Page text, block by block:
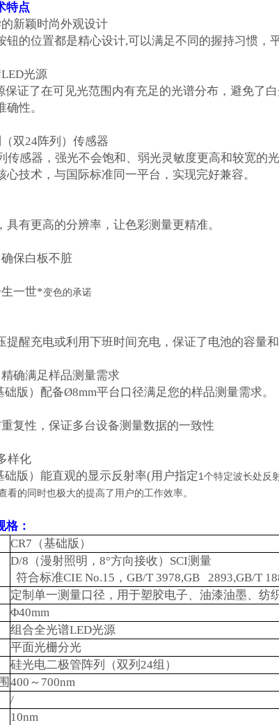
特点
新颖时尚外观设计
钮的位置都是精心设计,可以满足不同的握持习惯，
LED光源
保证了在可见光范围内有充足的光谱分布，避免了
性。
双24阵列）传感器
传感器，强光不会饱和、弱光灵敏度更高和较宽的
心技术，与国际标准同一平台，实现完好兼容。
具有更高的分辨率，让色彩测量更精准。
保白板不脏
生一世*变色的承诺
提醒充电或利用下班时间充电，保证了电池的容量
确满足样品测量需求
础版）配备Ø8mm平台口径满足您的样品测量需求。
复性，保证多台设备测量数据的一致性
样化
础版）能直观的显示反射率(用户指定1个特定波长处反
看的同时也极大的提高了用户的工作效率。
格：
CR7 （基础版）
D/8 （漫射照明， 8°方向接收） SCI测量
符合标准CIE No.15 ， GB/T 3978,GB 2893,GB/T
定制单一测量口径，用于塑胶电子、油漆油墨、纺
Φ40mm
组合全光谱LED光源
平面光栅分光
硅光电二极管阵列（双列 24组）
400 ～ 700nm
/
10nm